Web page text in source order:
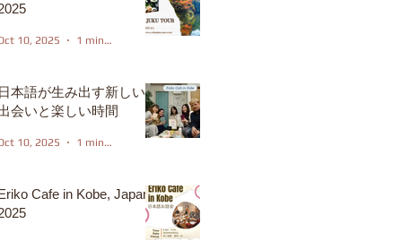
10, 2025 1 min read
日本語が生み出す新しい
会いと楽しい時間
10, 2025 1 min read
Eriko Cafe in Kobe, Japan